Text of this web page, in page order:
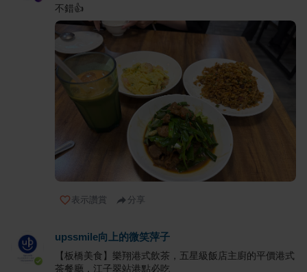
不錯👍
表示讚賞 分享
upssmile向上的微笑萍子
【板橋美食】樂翔港式飲茶，五星級飯店主廚的平價港式
茶餐廳，江子翠站港點必吃